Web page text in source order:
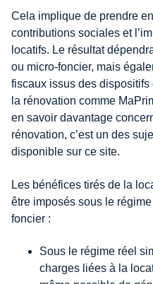
Cela implique de prendre
contributions sociales et
locatifs. Le résultat
ou micro-foncier, mais
fiscaux issus des dispositifs
la rénovation comme
en savoir davantage
rénovation, c’est un des
disponible sur ce site.
Les bénéfices tirés de la
être imposés sous le
foncier :
Sous le régime réel
charges liées à la